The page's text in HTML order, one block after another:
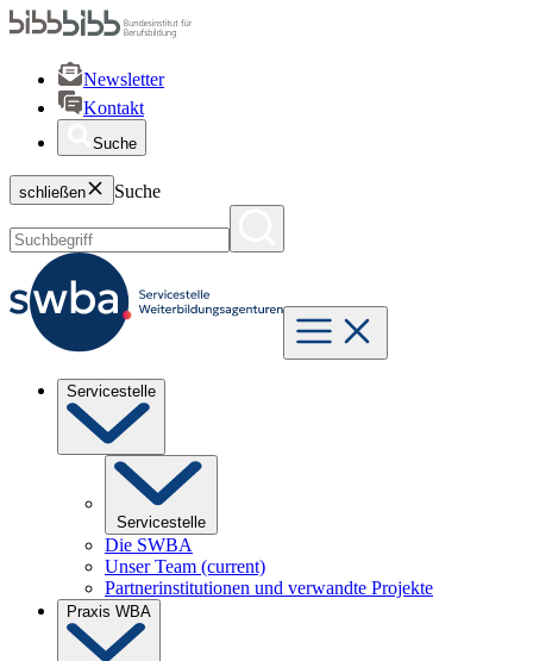
Newsletter
Kontakt
Suche
schließen Suche
Servicestelle
Servicestelle
Die SWBA
Unser Team (current)
Partnerinstitutionen und verwandte Projekte
Praxis WBA